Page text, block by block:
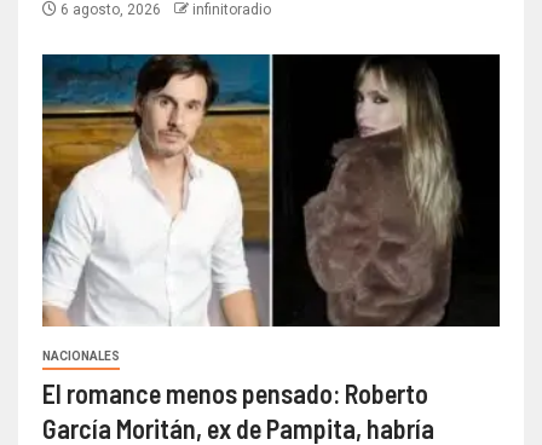
6 agosto, 2026 infinitoradio
NACIONALES
El romance menos pensado: Roberto
García Moritán, ex de Pampita, habría